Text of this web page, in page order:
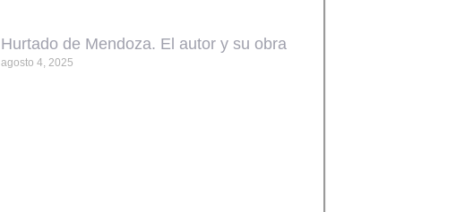
Hurtado de Mendoza. El autor y su obra
agosto 4, 2025